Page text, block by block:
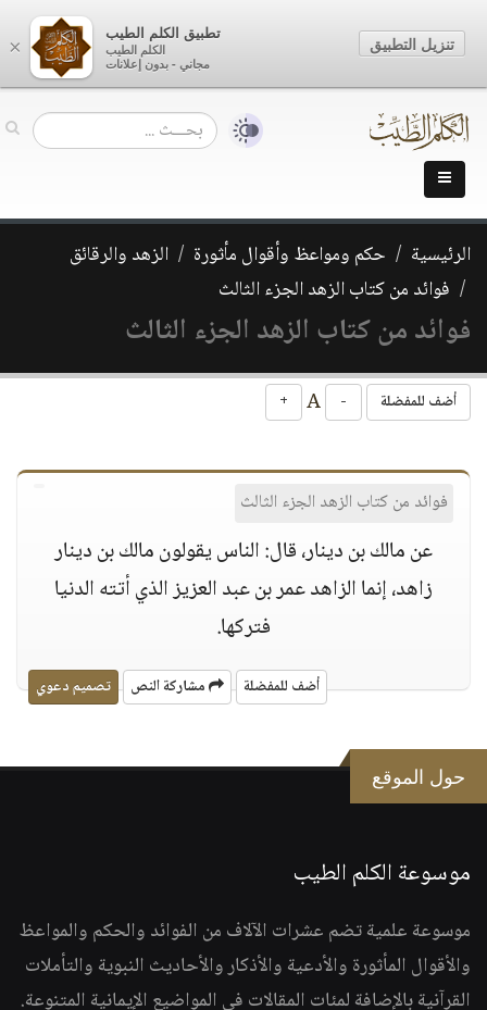
الرئيسية حكم ومواعظ وأقوال مأثورة
الزهد والرقائق
فوائد من كتاب الزهد الجزء الثالث
فوائد من كتاب الزهد الجزء الثالث
أضف للمفضلة -
+
فوائد من كتاب الزهد الجزء الثالث
عن مالك بن دينار، قال: الناس يقولون مالك بن دينار
زاهد، إنما الزاهد عمر بن عبد العزيز الذي أتته الدنيا
فتركها.
أضف للمفضلة مشاركة النص تصميم دعوي
حول الموقع
موسوعة الكلم الطيب
موسوعة علمية تضم عشرات الآلاف من الفوائد والحكم والمواعظ
والأقوال المأثورة والأدعية والأذكار والأحاديث النبوية والتأملات
القرآنية بالإضافة لمئات المقالات في المواضيع الإيمانية المتنوعة.
×
تطبيق الكلم الطيب
الكلم الطيب
مجاني - بدون إعلانات
تنزيل التطبيق